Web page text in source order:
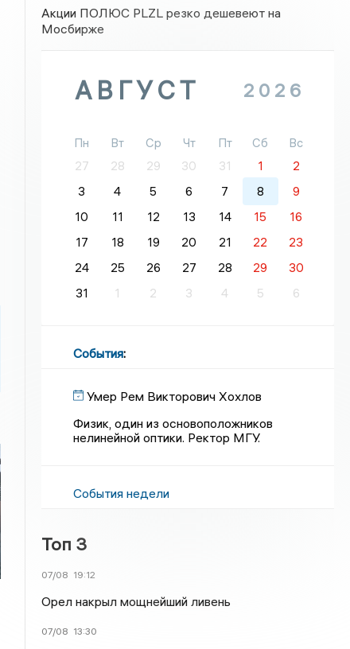
Акции ПОЛЮС PLZL резко дешевеют на
Мосбирже
АВГУСТ 2026
Пн Вт Ср Чт Пт Сб
Вс
27
28 29 30 31 1
2
3
4 5 6 7 8
9
10
11 12 13 14 15
16
17
18 19 20 21 22
23
24
25 26 27 28 29
30
31
1 2 3 4 5 6
События:
Умер Рем Викторович Хохлов
Физик, один из основоположников
нелинейной оптики. Ректор МГУ.
События недели
Топ 3
07/08 19:12
Орел накрыл мощнейший ливень
07/08 13:30